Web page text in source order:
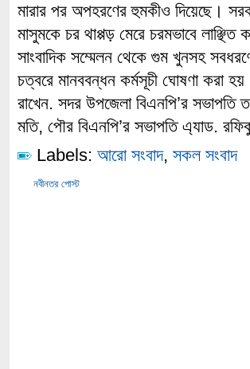
মারার পর অপহরণের হুমকীও দিয়েছে।
মাসুমকে চর থাপ্পড় মেরে চরমভাবে লাঞ্ছিত
সাংবাদিক সম্মেলন থেকে গুম খুনসহ
চত্বরে মানববন্ধন কর্মসূচী ঘোষণা করা
রাখেন. সদর উপজেলা বিএনপি’র
মতি, পৌর বিএনপি’র সভাপতি এ্যাড.
Labels: আরো সংবাদ, সকল সংবাদ
নবীনতর পোস্ট